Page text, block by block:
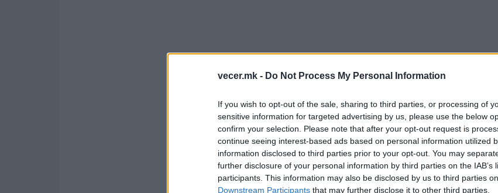
vecer.mk - Do Not Process My Personal Information
If you wish to opt-out of the sale, sharing to third parties, or processing of
sensitive information for targeted advertising by us, please use the below
confirm your selection. Please note that after your opt-out request is
continue seeing interest-based ads based on personal information utilized
information disclosed to third parties prior to your opt-out. You may
further disclosure of your personal information by third parties on the IAB’s
participants. This information may also be disclosed by us to third parties
Downstream Participants that may further disclose it to other third parties.